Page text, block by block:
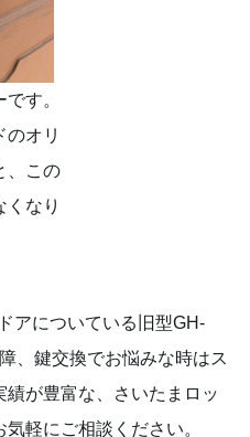
す。
のオリ
、この
くなり
アについている旧型GH-
、鍵交換でお悩みな時はス
が豊富な、さいたまロッ
軽にご相談ください。